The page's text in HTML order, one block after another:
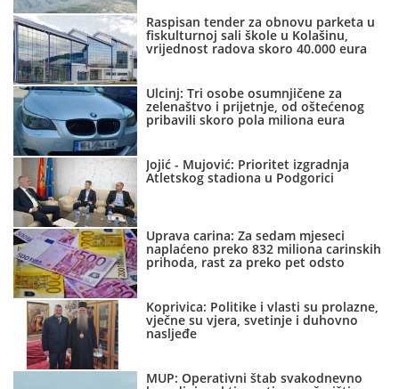
Raspisan tender za obnovu parketa u
fiskulturnoj sali škole u Kolašinu,
vrijednost radova skoro 40.000 eura
Ulcinj: Tri osobe osumnjičene za
zelenaštvo i prijetnje, od oštećenog
pribavili skoro pola miliona eura
Jojić - Mujović: Prioritet izgradnja
Atletskog stadiona u Podgorici
Uprava carina: Za sedam mjeseci
naplaćeno preko 832 miliona carinskih
prihoda, rast za preko pet odsto
Koprivica: Politike i vlasti su prolazne,
vječne su vjera, svetinje i duhovno
nasljeđe
MUP: Operativni štab svakodnevno